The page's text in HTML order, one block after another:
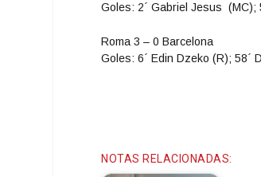
Goles: 2´ Gabriel Jesus (MC);
Roma 3 – 0 Barcelona
Goles: 6´ Edin Dzeko (R); 58´
NOTAS RELACIONADAS: